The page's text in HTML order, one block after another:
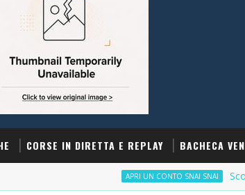
CORSE IN DIRETTA E REPLAY BACHECA
APRI UN CONTO SNAI SNAI